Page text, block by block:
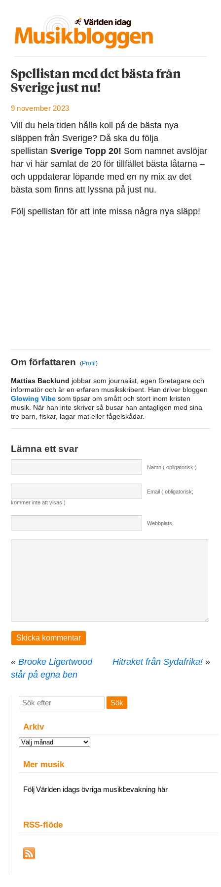
Spellistan med det bästa från
Sverige just nu!
9 november 2023
Vill du hela tiden hålla koll på de bästa nya
släppen från Sverige? Då ska du följa
spellistan Sverige Topp 20! Som namnet avslöjar
har vi här samlat de 20 för tillfället bästa låtarna –
och uppdaterar löpande med en ny mix av det
bästa som finns att lyssna på just nu.
Följ spellistan för att inte missa några nya släpp!
Om författaren (Profil )
Mattias Backlund jobbar som journalist, egen företagare och
informatör och är en erfaren musikskribent. Han driver bloggen
Glowing Vibesom tipsar om smått och stort inom kristen
musik. När han inte skriver så busar han antagligen med sina
tre barn, fiskar, lagar mat eller fågelskådar.
Lämna ett svar
Namn ( obligatorisk )
Email ( obligatorisk;
kommer inte att visas )
Webbplats
« Brooke Ligertwood
står på egna ben
Hitraket från Sydafrika! »
Arkiv
Arkiv
Mer musik
Följ Världen idags övriga musikbevakning här
RSS-flöde